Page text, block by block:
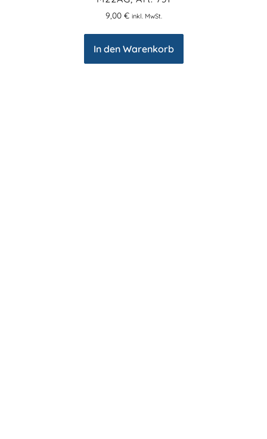
9,00 € inkl. MwSt.
In den Warenkorb